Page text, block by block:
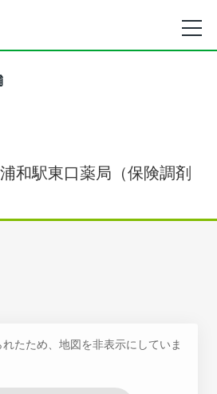
和駅東口薬局（保険調剤
たため、地図を非表示にしていま